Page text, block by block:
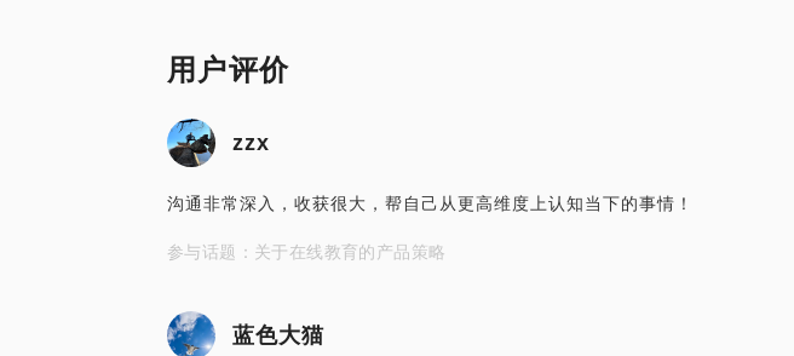
用户评价
zzx
沟通非常深入，收获很大，帮自己从更高维度上认知当下的事情！
参与话题：关于在线教育的产品策略
蓝色大猫